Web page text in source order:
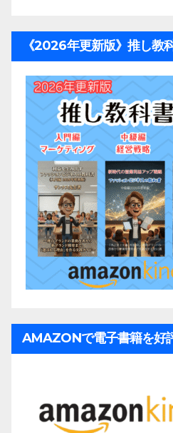
《2026年更新版》推し教
AMAZONで電子書籍を好